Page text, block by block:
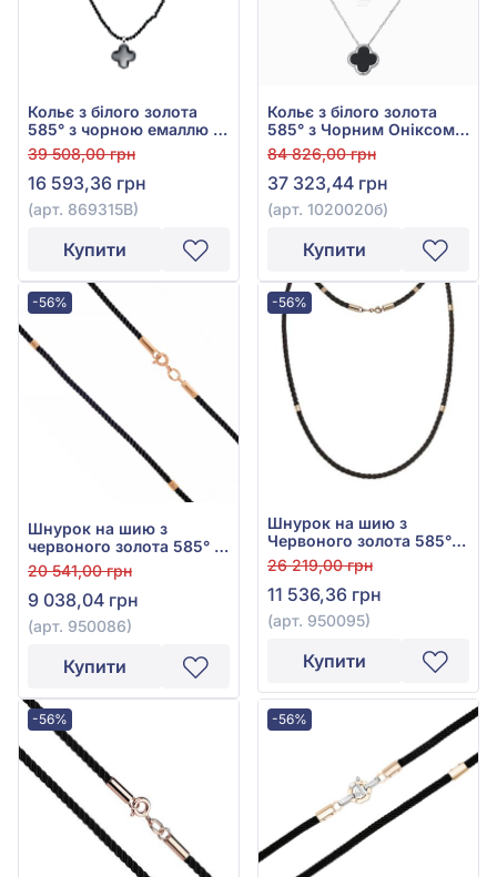
Кольє з білого золота
585° з чорною емаллю та
чорним агатом, арт.
869315В
39 508,00 грн
16 593,36 грн
(арт. 869315В)
Купити
Кольє з білого золота
585° з Чорним Оніксом,
арт. 1020020б
84 826,00 грн
37 323,44 грн
(арт. 1020020б)
Купити
-56%
Шнурок на шию з
червоного золота 585° з
чорним текстилем, арт.
950086
20 541,00 грн
9 038,04 грн
(арт. 950086)
Купити
-56%
Шнурок на шию з
Червоного золота 585° з
Чорним Текстилем, арт.
950095
26 219,00 грн
11 536,36 грн
(арт. 950095)
Купити
-56% -56%